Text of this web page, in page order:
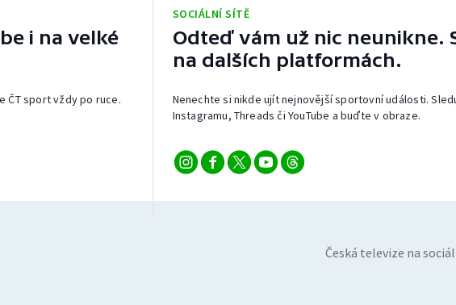
i na velké
ČT sport vždy po ruce.
SOCIÁLNÍ SÍTĚ
Odteď vám už nic neunikne.
na dalších platformách.
Nenechte si nikde ujít nejnovější sportovní události.
Instagramu, Threads či YouTube a buďte v obraze.
Česká televize na